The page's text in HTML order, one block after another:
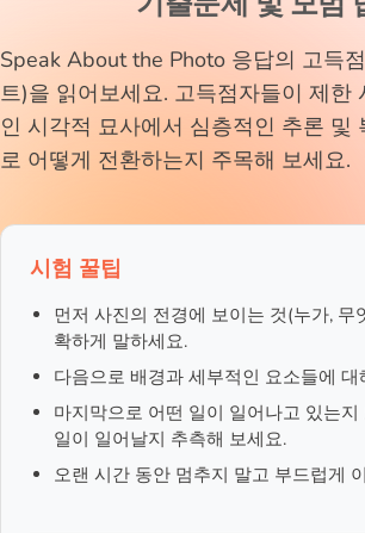
Speak About the Photo 응답의 고득
트)을 읽어보세요. 고득점자들이 제한
인 시각적 묘사에서 심층적인 추론 및
로 어떻게 전환하는지 주목해 보세요.
시험 꿀팁
먼저 사진의 전경에 보이는 것(누가, 무
확하게 말하세요.
다음으로 배경과 세부적인 요소들에
마지막으로 어떤 일이 일어나고 있는
일이 일어날지 추측해 보세요.
오랜 시간 동안 멈추지 말고 부드럽게